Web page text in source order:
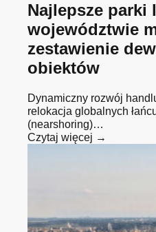
Najlepsze parki
województwie
zestawienie
obiektów
Dynamiczny rozwój
relokacja globalnych
(nearshoring)…
Czytaj więcej →